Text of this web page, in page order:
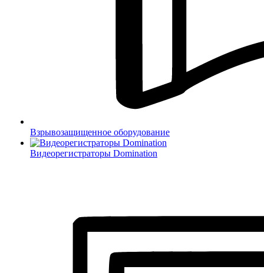
Взрывозащищенное оборудование
Видеорегистраторы Domination